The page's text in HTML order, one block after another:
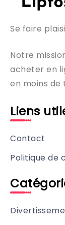
Se faire
Notre
acheter en
en moins de
Liens
Contact
Politique de